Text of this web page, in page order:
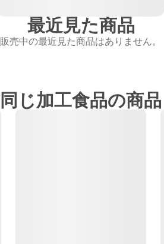
最近見た商品
販売中の最近見た商品はありません。
同じ加工食品の商品